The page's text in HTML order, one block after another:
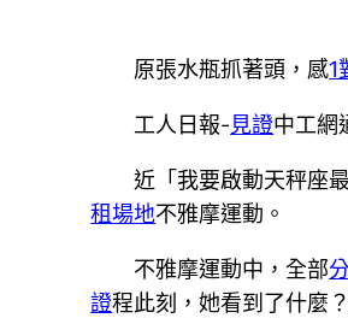
原張水瓶抓著頭，感1
工人日報-見證中工網
近「我要啟動天秤座
租場地不雅摩運動。
不雅摩運動中，全部
證程此刻，她看到了什麼